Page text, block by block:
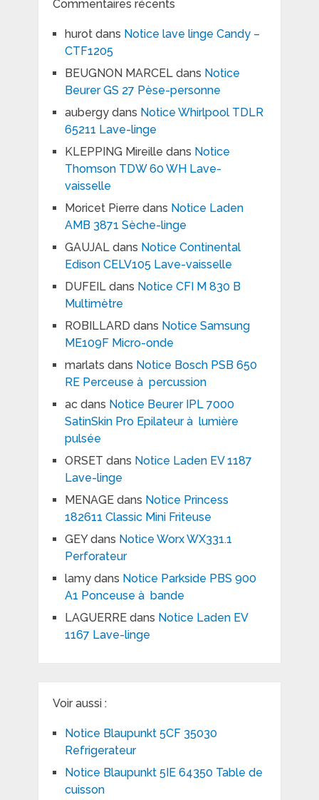
Commentaires récents
hurotdans Notice lave linge Candy –
CTF1205
BEUGNON MARCELdans Notice
Beurer GS 27 Pèse-personne
aubergydans Notice Whirlpool TDLR
65211 Lave-linge
KLEPPING Mireille dans Notice
Thomson TDW 60 WH Lave-
vaisselle
Moricet Pierre dans Notice Laden
AMB 3871 Sèche-linge
GAUJALdans Notice Continental
Edison CELV105 Lave-vaisselle
DUFEILdans Notice CFI M 830 B
Multimètre
ROBILLARD dans Notice Samsung
ME109F Micro-onde
marlats dans Notice Bosch PSB 650
RE Perceuse à percussion
acdans Notice Beurer IPL 7000
SatinSkin Pro Epilateur à lumière
pulsée
ORSET dans Notice Laden EV 1187
Lave-linge
MENAGEdans Notice Princess
182611 Classic Mini Friteuse
GEYdans Notice Worx WX331.1
Perforateur
lamydans Notice Parkside PBS 900
A1 Ponceuse à bande
LAGUERREdans Notice Laden EV
1167 Lave-linge
Voir aussi :
Notice Blaupunkt 5CF 35030
Refrigerateur
Notice Blaupunkt 5IE 64350 Table de
cuisson